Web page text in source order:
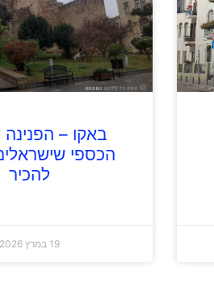
באקו –
הכספי
להכיר
19 במרץ 2026